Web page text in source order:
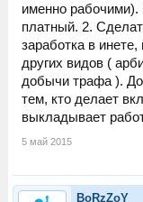
именно
платный. 2.
заработка в
других видов (
добычи трафа ).
тем, кто делает
выкладывает
5 май 2015
BoRzZoY